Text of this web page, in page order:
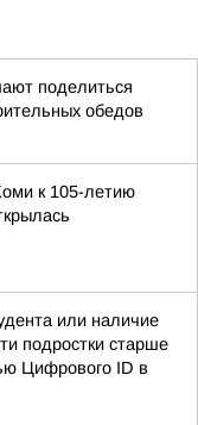
поделиться
обедов
к 105-летию
или наличие
подростки старше
Цифрового ID в